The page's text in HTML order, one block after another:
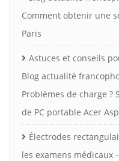
Comment obtenir une
Paris
Astuces et conseils
Blog actualité
Problèmes de charge
de PC portable Acer
Électrodes
les examens médicaux